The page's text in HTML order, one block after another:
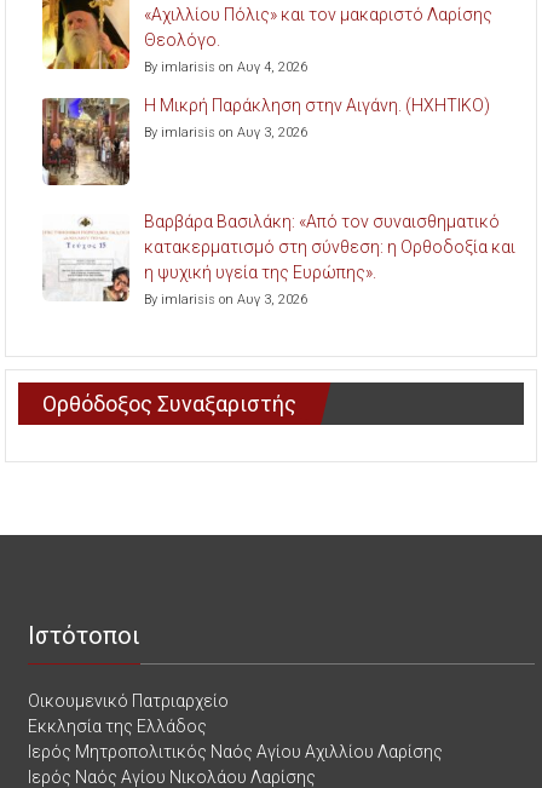
«Αχιλλίου Πόλις» και τον μακαριστό Λαρίσης
Θεολόγο.
By imlarisis on Αυγ 4, 2026
Η Μικρή Παράκληση στην Αιγάνη. (ΗΧΗΤΙΚΟ)
By imlarisis on Αυγ 3, 2026
Βαρβάρα Βασιλάκη: «Από τον συναισθηματικό
κατακερματισμό στη σύνθεση: η Ορθοδοξία και
η ψυχική υγεία της Ευρώπης».
By imlarisis on Αυγ 3, 2026
Ορθόδοξος Συναξαριστής
Ιστότοποι
Οικουμενικό Πατριαρχείο
Εκκλησία της Ελλάδος
Ιερός Μητροπολιτικός Ναός Αγίου Αχιλλίου Λαρίσης
Ιερός Ναός Αγίου Νικολάου Λαρίσης